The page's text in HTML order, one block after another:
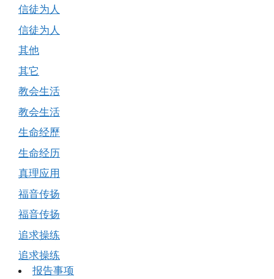
信徒为人
信徒为人
其他
其它
教会生活
教会生活
生命经歷
生命经历
真理应用
福音传扬
福音传扬
追求操练
追求操练
报告事项